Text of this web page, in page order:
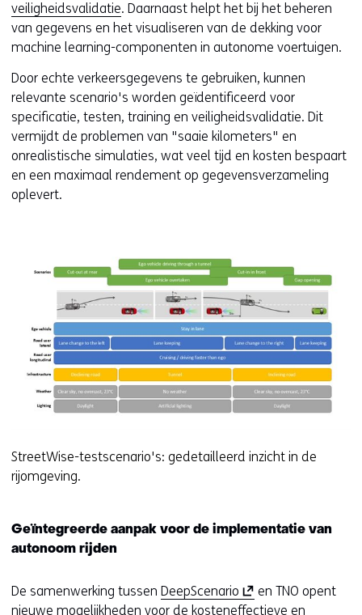
veiligheidsvalidatie. Daarnaast helpt het bij het beheren
van gegevens en het visualiseren van de dekking voor
machine learning-componenten in autonome voertuigen.
Door echte verkeersgegevens te gebruiken, kunnen
relevante scenario's worden geïdentificeerd voor
specificatie, testen, training en veiligheidsvalidatie. Dit
vermijdt de problemen van "saaie kilometers" en
onrealistische simulaties, wat veel tijd en kosten bespaart
en een maximaal rendement op gegevensverzameling
oplevert.
StreetWise-testscenario's: gedetailleerd inzicht in de
rijomgeving.
Geïntegreerde aanpak voor de implementatie van
autonoom rijden
De samenwerking tussen DeepScenario (
o
en TNO opent
nieuwe mogelijkheden voor de kosteneffectieve en